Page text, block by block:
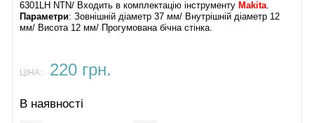
6301LH NTN/ Входить в комплектацію інструменту Makita.
Параметри: Зовнішній діаметр 37 мм/ Внутрішній діаметр 12
мм/ Висота 12 мм/ Прогумована бічна стінка.
ЦІНА: 220 грн.
В наявності